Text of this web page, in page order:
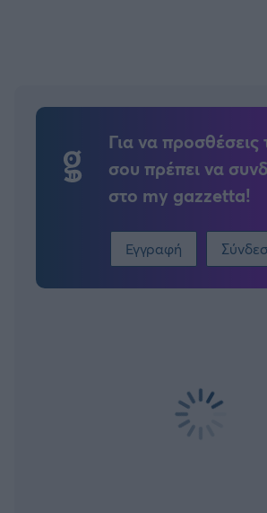
Για να προσθέσεις
σου πρέπει να
στο my gazzetta!
Εγγραφή